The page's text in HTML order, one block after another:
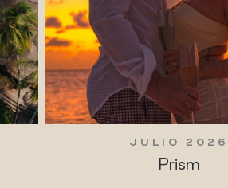
JULIO 2026
Prism